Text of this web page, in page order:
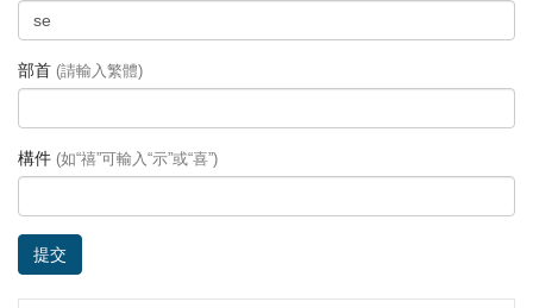
部首 (請輸入繁體)
構件 (如“禧”可輸入“示”或“喜”)
提交